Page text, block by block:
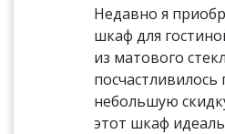
Недавно я
шкаф для
из матового
посчастливилось
небольшую
этот шкаф